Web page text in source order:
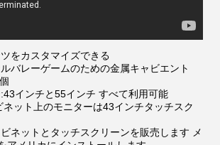
をカスタマイズできる
バレーゲームのための金属キャビエント
インチと55インチ すべて利用可能
ネット上のモニターは43インチタッチスク
ネットとタッチスクリーンを販売します メ